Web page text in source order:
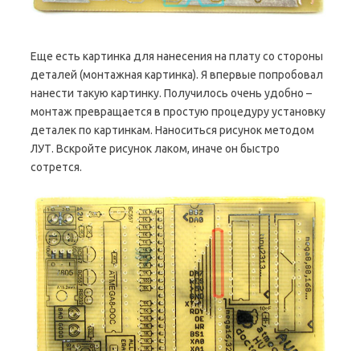
Еще есть картинка для нанесения на плату со стороны
деталей (монтажная картинка). Я впервые попробовал
нанести такую картинку. Получилось очень удобно –
монтаж превращается в простую процедуру установку
деталек по картинкам. Наноситься рисунок методом
ЛУТ. Вскройте рисунок лаком, иначе он быстро
сотрется.